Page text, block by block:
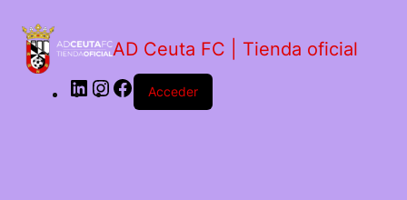
AD Ceuta FC | Tienda oficial
Acceder